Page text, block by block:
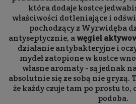
która dodaje kostce
właściwości dotleniające i
pochodzący z Wyrwidęba
antyseptycznie, awęgiel
działanie antybakteryjne i
mydeł zatopione w kostce
własne aromaty - są jednak
absolutnie się ze sobą nie gryzą.
że każdy czuje tam po prostu to,
podoba.